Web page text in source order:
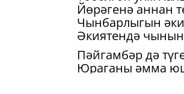
Йөрәгенә аннан
Чынбарлыгын
Әкиятендә
Пәйгамбәр дә
Юраганы әмма